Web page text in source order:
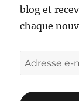
blog et
chaque
Adresse
e-
mail